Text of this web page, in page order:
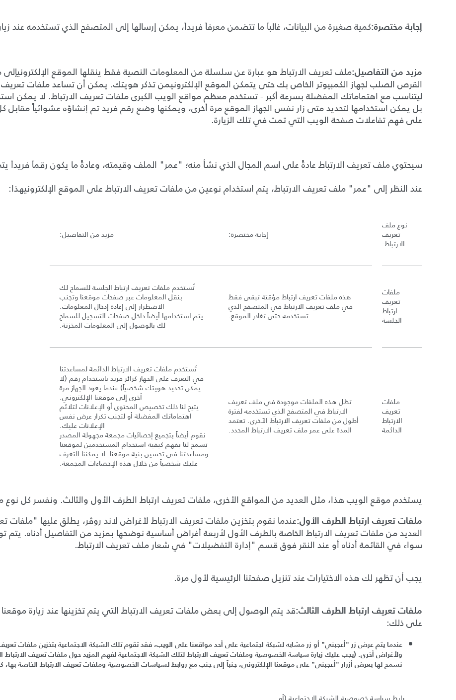
إجابة مختصرة:كمية صغيرة من البيانات، غالباً ما تتضمن معرفاً فريداً، يمكن إرسالها إلى المتصفح الذي تستخدمه عند
مزيد من التفاصيل:ملف تعريف الارتباط هو عبارة عن سلسلة من المعلومات النصية فقط ينقلها الموقع
القرص الصلب لجهاز الكمبيوتر الخاص بك حتى يتمكن الموقع الإلكترونيمن تذكر هويتك. يمكن أن تساعد ملفات تعريف
ليتناسب مع اهتماماتك المفضلة بسرعة أكبر -تستخدم معظم مواقع الويب الكبرى ملفات تعريف الارتباط. لا يمكن
بل يمكن استخدامها لتحديد متى زار نفس الجهاز الموقع مرة أخرى، ويمكنها وضع رقم فريد تم إنشاؤه عشوائياً مقابل كل
على فهم تفاعلات صفحة الويب التي تمت في تلك الزيارة.
سيحتوي ملف تعريف الارتباط عادةً على اسم المجال الذي نشأ منه؛ "عمر" الملف وقيمته، وعادةً ما يكون رقماً فريداً
عند النظر إلى "عمر" ملف تعريف الارتباط، يتم استخدام نوعين من ملفات تعريف الارتباط على الموقع الإلكترونيهذا:
نوع ملف
تعريف
الارتباط:
إجابة مختصرة: مزيد من التفاصيل:
ملفات
تعريف
ارتباط
الجلسة
هذه ملفات تعريف ارتباط مؤقتة تبقى فقط
في ملف تعريف الارتباط في المتصفح الذي
تستخدمه حتى تغادر الموقع.
تُستخدم ملفات تعريف ارتباط الجلسة للسماح لك
بنقل المعلومات عبر صفحات موقعنا وتجنب
الاضطرار إلى إعادة إدخال المعلومات.
يتم استخدامها أيضاً داخل صفحات التسجيل للسماح
لك بالوصول إلى المعلومات المخزنة.
ملفات
تعريف
الارتباط
الدائمة
تظل هذه الملفات موجودة في ملف تعريف
الارتباط في المتصفح الذي تستخدمه لفترة
أطول من ملفات تعريف الارتباط الأخرى. تعتمد
المدة على عمر ملف تعريف الارتباط المحدد.
تُستخدم ملفات تعريف الارتباط الدائمة لمساعدتنا
في التعرف على الجهاز كزائر فريد باستخدام رقم (لا
يمكن تحديد هويتك شخصياً) عندما يعود الجهاز مرة
أخرى إلى موقعنا الإلكتروني.
يتيح لنا ذلك تخصيص المحتوى أو الإعلانات لتلائم
اهتماماتك المفضلة أو لتجنب تكرار عرض نفس
الإعلانات عليك.
نقوم أيضاً بتجميع إحصائيات مجمعة مجهولة المصدر
تسمح لنا بفهم كيفية استخدام المستخدمين لموقعنا
ومساعدتنا في تحسين بنية موقعنا. لا يمكننا التعرف
عليك شخصياً من خلال هذه الإحصاءات المجمعة.
يستخدم موقع الويب هذا، مثل العديد من المواقع الأخرى، ملفات تعريف ارتباط الطرف الأول والثالث. ونفسر كل نوع
ملفات تعريف ارتباط الطرف الأول:عندما نقوم بتخزين ملفات تعريف الارتباط لأغراض لاند روڤر، يطلق عليها "ملفات
العديد من ملفات تعريف الارتباط الخاصة بالطرف الأول لأربعة أغراض أساسية نوضحها بمزيد من التفاصيل أدناه. يتم
سواء في القائمة أدناه أو عند النقر فوق قسم "إدارة التفضيلات" في شعار ملف تعريف الارتباط.
يجب أن تظهر لك هذه الاختيارات عند تنزيل صفحتنا الرئيسية لأول مرة.
ملفات تعريف ارتباط الطرف الثالث:قد يتم الوصول إلى بعض ملفات تعريف الارتباط التي يتم تخزينها عند زيارة
على ذلك:
عندما يتم عرض زر " أعجبني"
أو زر مشابه لشبكة اجتماعية على أحد مواقعنا على الويب، فقد تقوم تلك الشبكة الاجتماعية بتخزين ملفات تعريف
ولأغراض أخرى. (يجب عليك زيارة سياسة الخصوصية وملفات تعريف الارتباط لتلك الشبكة الاجتماعية لفهم المزيد حول ملفات تعريف الارتباط
نسمح لها بعرض أزرار " أعجبني" على موقعنا الإلكتروني، جنباً إلى جنب مع روابط لسياسات الخصوصية وملفات تعريف الارتباط الخاصة